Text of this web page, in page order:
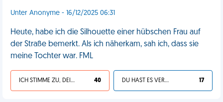
Unter Anonyme - 16/12/2025 06:31
Heute, habe ich die Silhouette einer hübschen Frau auf
der Straße bemerkt. Als ich näherkam, sah ich, dass sie
meine Tochter war. FML
ICH STIMME ZU, DEIN LEBEN IST SCHEISSE 40 DU HAST ES VERDIENT 17